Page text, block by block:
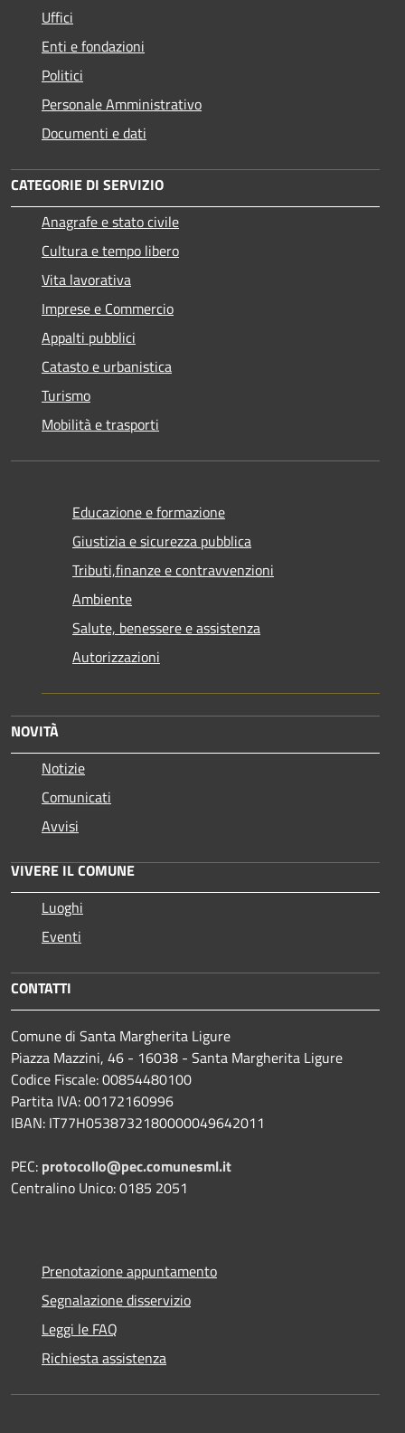
Uffici
Enti e fondazioni
Politici
Personale Amministrativo
Documenti e dati
CATEGORIE DI SERVIZIO
Anagrafe e stato civile
Cultura e tempo libero
Vita lavorativa
Imprese e Commercio
Appalti pubblici
Catasto e urbanistica
Turismo
Mobilità e trasporti
Educazione e formazione
Giustizia e sicurezza pubblica
Tributi,finanze e contravvenzioni
Ambiente
Salute, benessere e assistenza
Autorizzazioni
NOVITÀ
Notizie
Comunicati
Avvisi
VIVERE IL COMUNE
Luoghi
Eventi
CONTATTI
Comune di Santa Margherita Ligure
Piazza Mazzini, 46 - 16038 - Santa Margherita Ligure
Codice Fiscale: 00854480100
Partita IVA: 00172160996
IBAN: IT77H0538732180000049642011
PEC: protocollo@pec.comunesml.it
Centralino Unico: 0185 2051
Prenotazione appuntamento
Segnalazione disservizio
Leggi le FAQ
Richiesta assistenza